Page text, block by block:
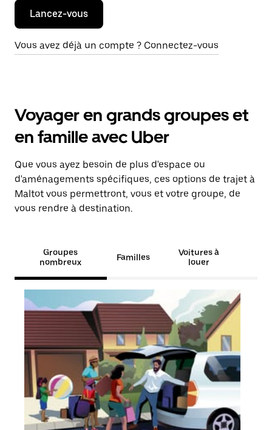
Lancez-vous
Vous avez déjà un compte ? Connectez-vous
Voyager en grands groupes et
en famille avec Uber
Que vous ayez besoin de plus d'espace ou
d'aménagements spécifiques, ces options de trajet à
Maltot vous permettront, vous et votre groupe, de
vous rendre à destination.
Groupes
nombreux
Familles
Voitures à
louer